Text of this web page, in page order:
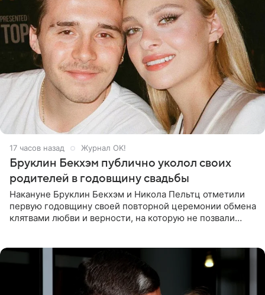
17 часов назад Журнал OK!
Бруклин Бекхэм публично уколол своих
родителей в годовщину свадьбы
Накануне Бруклин Бекхэм и Никола Пельтц отметили
первую годовщину своей повторной церемонии обмена
клятвами любви и верности, на которую не позвали